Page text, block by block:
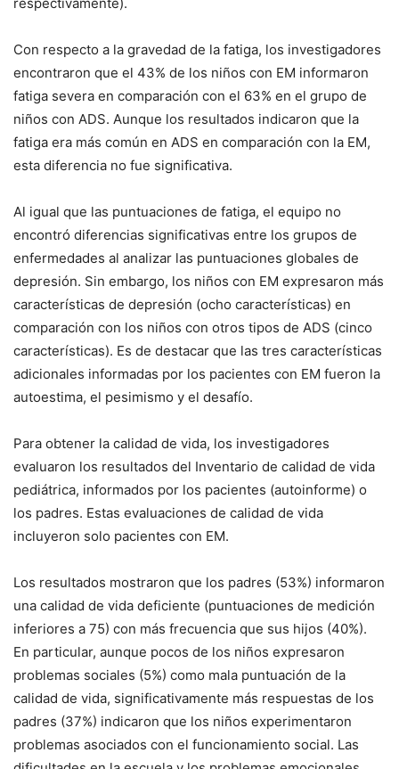
Con respecto a la gravedad de la fatiga, los investigadores
encontraron que el 43% de los niños con EM informaron
fatiga severa en comparación con el 63% en el grupo de
niños con ADS. Aunque los resultados indicaron que la
fatiga era más común en ADS en comparación con la EM,
esta diferencia no fue significativa.
Al igual que las puntuaciones de fatiga, el equipo no
encontró diferencias significativas entre los grupos de
enfermedades al analizar las puntuaciones globales de
depresión. Sin embargo, los niños con EM expresaron más
características de depresión (ocho características) en
comparación con los niños con otros tipos de ADS (cinco
características). Es de destacar que las tres características
adicionales informadas por los pacientes con EM fueron la
autoestima, el pesimismo y el desafío.
Para obtener la calidad de vida, los investigadores
evaluaron los resultados del Inventario de calidad de vida
pediátrica, informados por los pacientes (autoinforme) o
los padres. Estas evaluaciones de calidad de vida
incluyeron solo pacientes con EM.
Los resultados mostraron que los padres (53%) informaron
una calidad de vida deficiente (puntuaciones de medición
inferiores a 75) con más frecuencia que sus hijos (40%).
En particular, aunque pocos de los niños expresaron
problemas sociales (5%) como mala puntuación de la
calidad de vida, significativamente más respuestas de los
padres (37%) indicaron que los niños experimentaron
problemas asociados con el funcionamiento social. Las